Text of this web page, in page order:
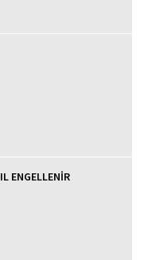
ENGELLENİR